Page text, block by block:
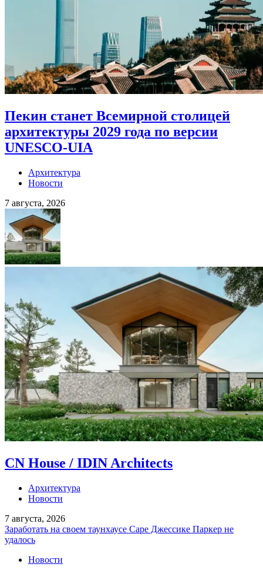
Пекин станет Всемирной столицей
архитектуры 2029 года по версии
UNESCO-UIA
Архитектура
Новости
7 августа, 2026
CN House / IDIN Architects
Архитектура
Новости
7 августа, 2026
Заработать на своем таунхаусе Cаре Джессике Паркер не
удалось
Новости